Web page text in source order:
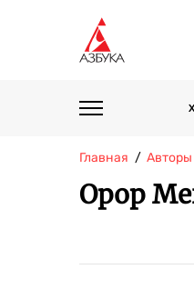
Главная Авторы
Орор